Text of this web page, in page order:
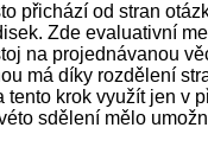
přichází od stran
Zde evaluativní
na projednávanou
má díky rozdělení
krok využít jen v
sdělení mělo